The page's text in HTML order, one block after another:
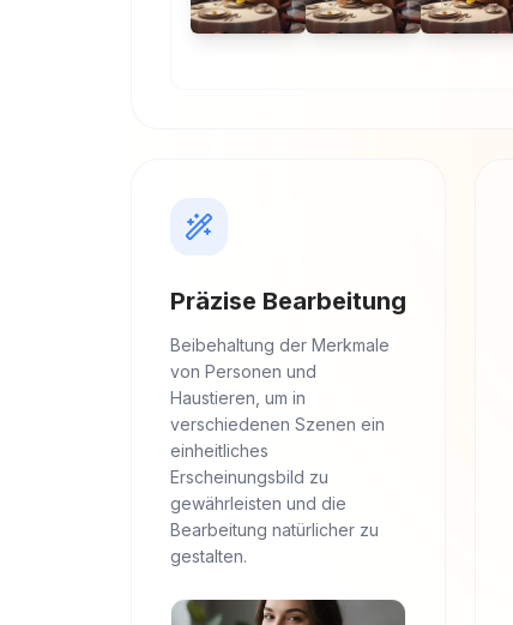
Präzise Bearbeitung
Beibehaltung der Merkmale
von Personen und
Haustieren, um in
verschiedenen Szenen ein
einheitliches
Erscheinungsbild zu
gewährleisten und die
Bearbeitung natürlicher zu
gestalten.